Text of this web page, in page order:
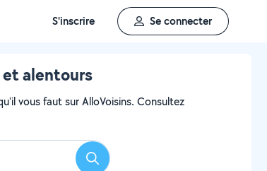
S'inscrire Se connecter
et alentours
vous faut sur AlloVoisins. Consultez
Rechercher